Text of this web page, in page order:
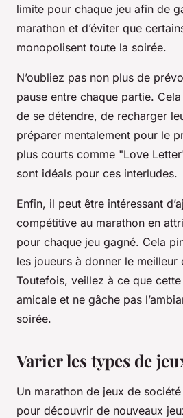
limite pour chaque jeu afin de
marathon et d’éviter que
monopolisent toute la soirée.
N’oubliez pas non plus de
pause entre chaque partie.
de se détendre, de recharger
préparer mentalement pour le
plus courts comme "Love
sont idéals pour ces interludes.
Enfin, il peut être intéressant
compétitive au marathon en
pour chaque jeu gagné. Cela
les joueurs à donner le meilleur
Toutefois, veillez à ce que
amicale et ne gâche pas
soirée.
Varier les types de
Un marathon de jeux de
pour découvrir de nouveaux